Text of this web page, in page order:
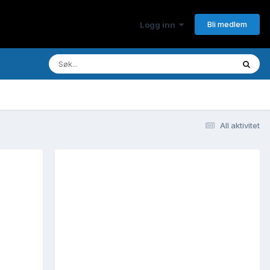
Logg inn Bli medlem
All aktivitet